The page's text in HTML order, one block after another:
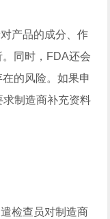
产品的成分、作
同时，FDA还会
的风险。如果申
制造商补充资料
检查员对制造商